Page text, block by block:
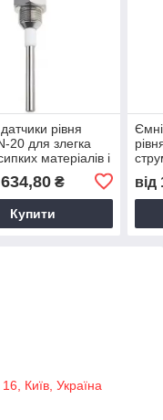
рівня
20 для злегка
матеріалів і
рідин
₴
Купити
від
Київ, Україна